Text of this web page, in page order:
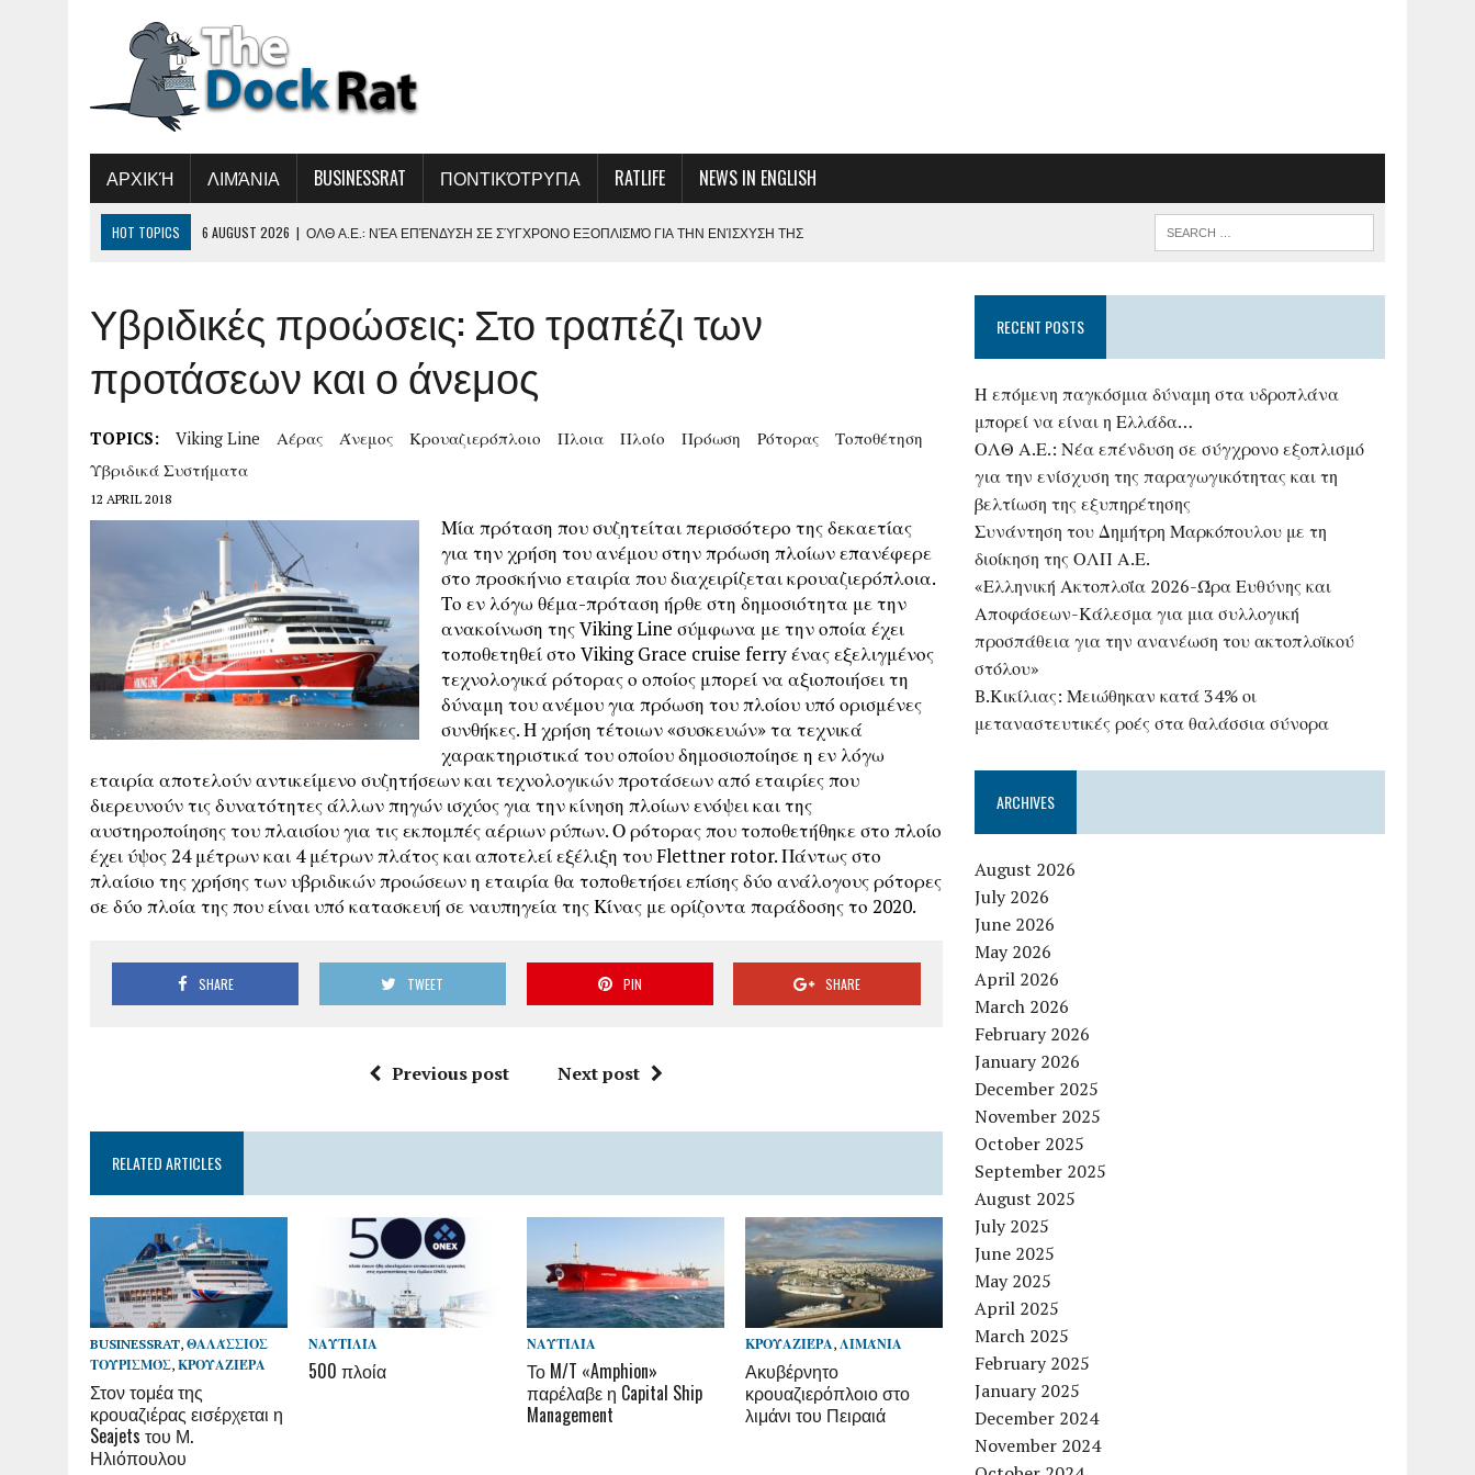
ΑΡΧΙΚΉ ΛΙΜΆΝΙΑ BUSINESSRAT ΠΟΝΤΙΚΌΤΡΥΠΑ RATLIFE NEWS IN ENGLISH
HOT TOPICS 6 AUGUST 2026 | ΟΛΘ Α.Ε.: ΝΈΑ ΕΠΈΝΔΥΣΗ ΣΕ ΣΎΓΧΡΟΝΟ ΕΞΟΠΛΙΣΜΌ ΓΙΑ ΤΗΝ ΕΝΊΣΧΥΣΗ ΤΗΣ
ΣΥΝΆΝΤΗΣΗ ΤΟΥ ΔΗΜΉΤΡΗ ΜΑΡΚΌΠΟΥΛΟΥ ΜΕ ΤΗ ΔΙΟΊΚΗΣΗ ΤΗΣ ΟΛΠ Α.Ε.
5 AUGUST 2026
| «ΕΛΛΗΝΙΚΉ ΑΚΤΟΠΛΟΪ́Α 2026-ΏΡΑ ΕΥΘΎΝΗΣ ΚΑΙ ΑΠΟΦΆΣΕΩΝ-ΚΆΛΕΣΜΑ ΓΙΑ ΜΙΑ ΣΥΛΛΟΓΙΚΉ ΠΡΟΣΠΆΘΕΙΑ ΓΙΑ ΤΗ
Ν ΑΝΑΝΈΩΣΗ ΤΟΥ ΑΚΤΟΠΛΟΪΚΟΎ ΣΤΌΛΟΥ»
7 AUGUST 2026 | Η ΕΠΌΜΕΝΗ ΠΑΓΚΌΣΜΙΑ ΔΎΝΑΜΗ ΣΤΑ ΥΔΡΟΠΛΆΝΑ ΜΠΟΡΕΊ ΝΑ ΕΊΝΑΙ Η ΕΛΛΆΔΑ…
Υβριδικές προώσεις: Στο τραπέζι των
προτάσεων και ο άνεμος
TOPICS: Viking Line Αέρας Άνεμος Κρουαζιερόπλοιο Πλοια Πλοίο Πρόωση Ρότορας
Τοποθέτηση
Υβριδικά Συστήματα
12 APRIL 2018
Μία πρόταση που συζητείται περισσότερο της δεκαετίας
για την χρήση του ανέμου στην πρόωση πλοίων επανέφερε
στο προσκήνιο εταιρία που διαχειρίζεται κρουαζιερόπλοια.
Το εν λόγω θέμα-πρόταση ήρθε στη δημοσιότητα με την
ανακοίνωση της Viking Line σύμφωνα με την οποία έχει
τοποθετηθεί στο Viking Grace cruise ferry ένας εξελιγμένος
τεχνολογικά ρότορας ο οποίος μπορεί να αξιοποιήσει τη
δύναμη του ανέμου για πρόωση του πλοίου υπό ορισμένες
συνθήκες. Η χρήση τέτοιων «συσκευών» τα τεχνικά
χαρακτηριστικά του οποίου δημοσιοποίησε η εν λόγω
εταιρία αποτελούν αντικείμενο συζητήσεων και τεχνολογικών προτάσεων από εταιρίες που
διερευνούν τις δυνατότητες άλλων πηγών ισχύος για την κίνηση πλοίων ενόψει και της
αυστηροποίησης του πλαισίου για τις εκπομπές αέριων ρύπων. Ο ρότορας που τοποθετήθηκε στο πλοίο
έχει ύψος 24 μέτρων και 4 μέτρων πλάτος και αποτελεί εξέλιξη του Flettner rotor. Πάντως στο
πλαίσιο της χρήσης των υβριδικών προώσεων η εταιρία θα τοποθετήσει επίσης δύο ανάλογους ρότορες
σε δύο πλοία της που είναι υπό κατασκευή σε ναυπηγεία της Κίνας με ορίζοντα παράδοσης το 2020.
SHARE TWEET PIN SHARE
Previous post Next post
RELATED ARTICLES
BUSINESSRAT, ΘΑΛΆΣΣΙΟΣ
ΤΟΥΡΙΣΜΌΣ, ΚΡΟΥΑΖΙΈΡΑ
Στον τομέα της
κρουαζιέρας εισέρχεται η
Seajets του Μ.
Ηλιόπουλου
ΝΑΥΤΙΛΊΑ
500 πλοία
ΝΑΥΤΙΛΊΑ
Το M/T «Amphion»
παρέλαβε η Capital Ship
Management
ΚΡΟΥΑΖΙΈΡΑ, ΛΙΜΆΝΙΑ
Ακυβέρνητο
κρουαζιερόπλοιο στο
λιμάνι του Πειραιά
RECENT POSTS
Η επόμενη παγκόσμια δύναμη στα υδροπλάνα
μπορεί να είναι η Ελλάδα…
ΟΛΘ Α.Ε.: Νέα επένδυση σε σύγχρονο εξοπλισμό
για την ενίσχυση της παραγωγικότητας και τη
βελτίωση της εξυπηρέτησης
Συνάντηση του Δημήτρη Μαρκόπουλου με τη
διοίκηση της ΟΛΠ Α.Ε.
«Ελληνική Ακτοπλοΐα 2026-Ώρα Ευθύνης και
Αποφάσεων-Κάλεσμα για μια συλλογική
προσπάθεια για την ανανέωση του ακτοπλοϊκού
στόλου»
B.Κικίλιας: Μειώθηκαν κατά 34% οι
μεταναστευτικές ροές στα θαλάσσια σύνορα
ARCHIVES
August 2026
July 2026
June 2026
May 2026
April 2026
March 2026
February 2026
January 2026
December 2025
November 2025
October 2025
September 2025
August 2025
July 2025
June 2025
May 2025
April 2025
March 2025
February 2025
January 2025
December 2024
November 2024